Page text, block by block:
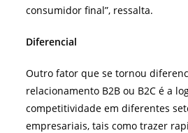
consumidor final”, ressalta.
Diferencial
Outro fator que se tornou
relacionamento B2B ou B2C é a
competitividade em diferentes
empresariais, tais como trazer